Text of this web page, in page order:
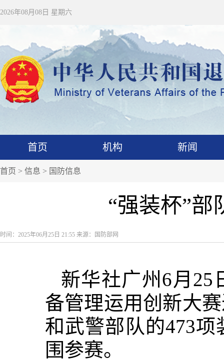
2026年08月08日 星期六
首页 机构 新闻
首页 > 信息 > 国防信息
“强装杯”
时间：2025年06月25日 21:55 来源：国防部网
新华社广州6月25
备管理运用创新大
和武警部队的473
围参赛。